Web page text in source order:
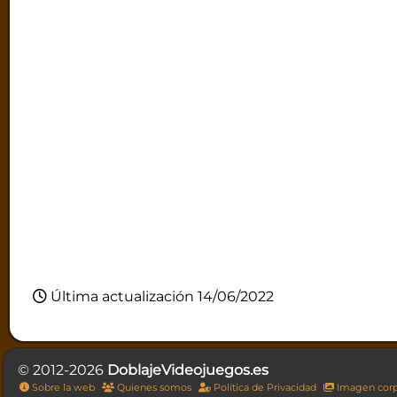
Última actualización 14/06/2022
© 2012-2026 DoblajeVideojuegos.es
Sobre la web Quienes somos Política de Privacidad Imagen